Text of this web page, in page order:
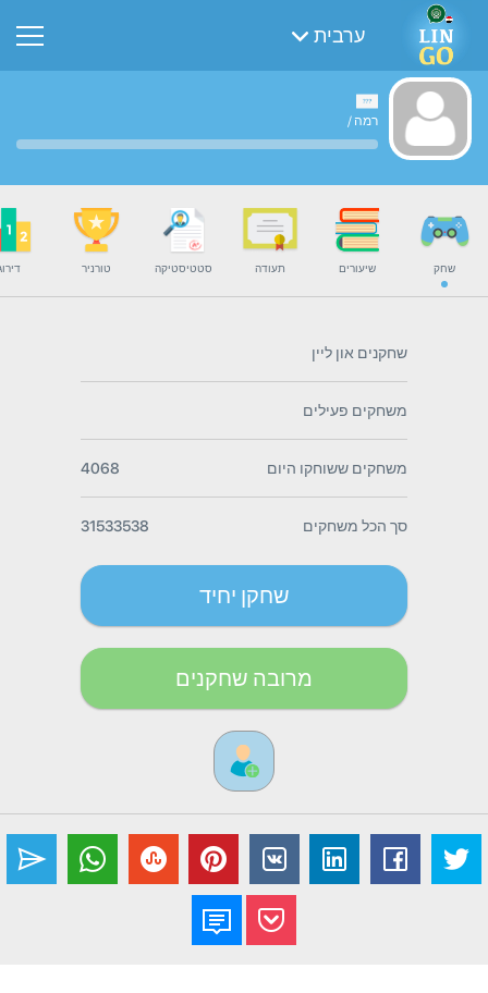
ערבית
רמה /
שחק שיעורים תעודה סטטיסטיקה טורניר
שחקנים און ליין
משחקים פעילים
משחקים ששוחקו היום 4068
סך הכל משחקים 31533538
שחקן יחיד
מרובה שחקנים